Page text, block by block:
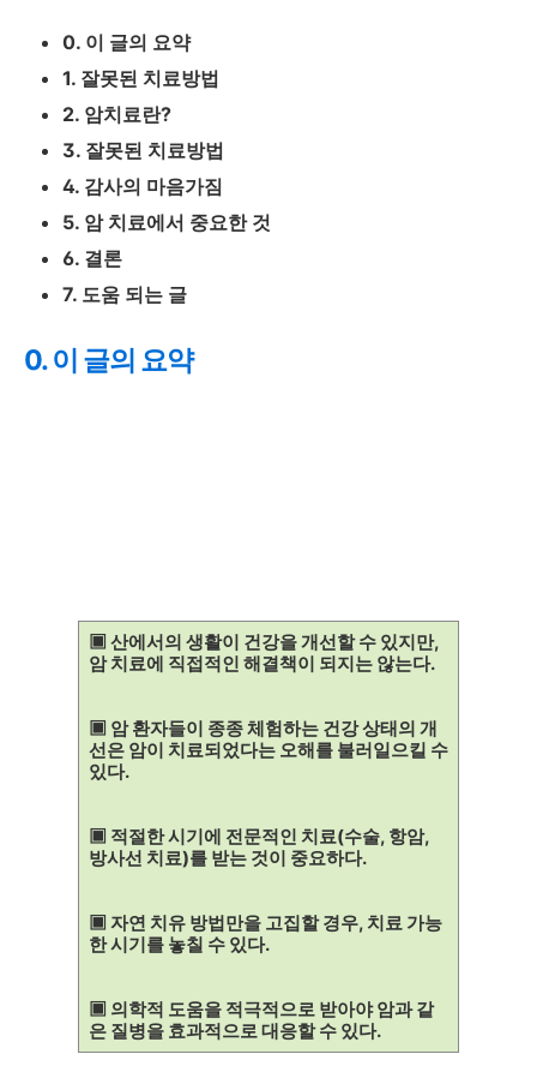
0. 이 글의 요약
1. 잘못된 치료방법
2. 암치료란?
3. 잘못된 치료방법
4. 감사의 마음가짐
5. 암 치료에서 중요한 것
6. 결론
7. 도움 되는 글
0. 이 글의 요약
▣ 산에서의 생활이 건강을 개선할 수 있지만,
암 치료에 직접적인 해결책이 되지는 않는다.
▣ 암 환자들이 종종 체험하는 건강 상태의 개
선은 암이 치료되었다는 오해를 불러일으킬 수
있다.
▣ 적절한 시기에 전문적인 치료(수술, 항암,
방사선 치료)를 받는 것이 중요하다.
▣ 자연 치유 방법만을 고집할 경우, 치료 가능
한 시기를 놓칠 수 있다.
▣ 의학적 도움을 적극적으로 받아야 암과 같
은 질병을 효과적으로 대응할 수 있다.